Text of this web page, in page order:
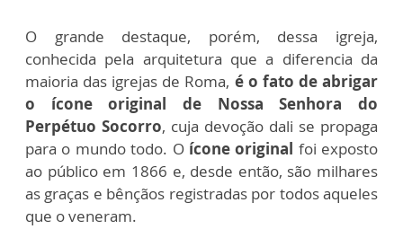
O grande destaque, porém, dessa igreja,
conhecida pela arquitetura que a diferencia da
maioria das igrejas de Roma, é o fato de abrigar
o ícone original de Nossa Senhora do
Perpétuo Socorro, cuja devoção dali se propaga
para o mundo todo. O ícone original foi exposto
ao público em 1866 e, desde então, são milhares
as graças e bênçãos registradas por todos aqueles
que o veneram.